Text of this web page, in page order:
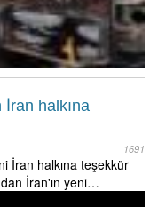
halkına
1691
İran halkına teşekkür
İran'ın yeni…